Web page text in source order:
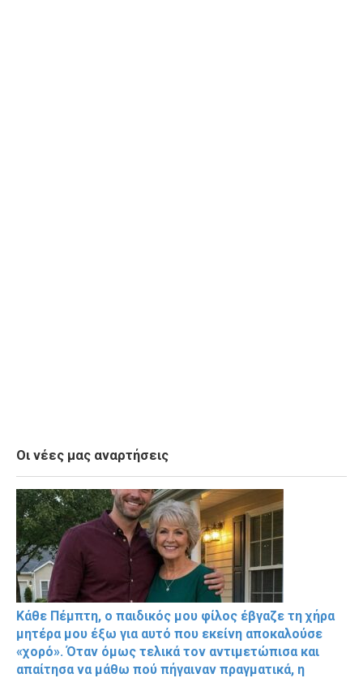
Οι νέες μας αναρτήσεις
Κάθε Πέμπτη, ο παιδικός μου φίλος έβγαζε τη χήρα
μητέρα μου έξω για αυτό που εκείνη αποκαλούσε
«χορό». Όταν όμως τελικά τον αντιμετώπισα και
απαίτησα να μάθω πού πήγαιναν πραγματικά, η